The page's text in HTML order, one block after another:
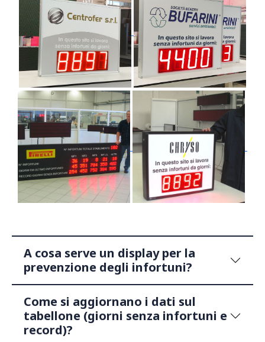
A cosa serve un display per la
prevenzione degli infortuni?
Come si aggiornano i dati sul
tabellone (giorni senza infortuni e
record)?